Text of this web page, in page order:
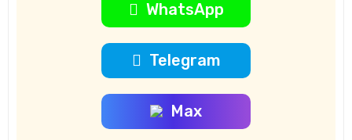
WhatsApp
Telegram
Max